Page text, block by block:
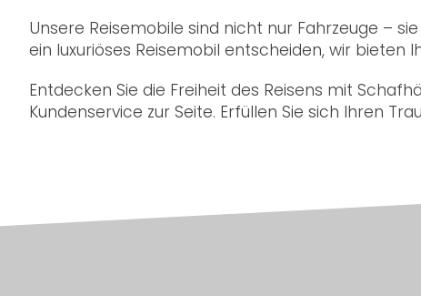
Unsere Reisemobile sind nicht nur Fahrzeuge –
ein luxuriöses Reisemobil entscheiden, wir bieten
Entdecken Sie die Freiheit des Reisens mit
Kundenservice zur Seite. Erfüllen Sie sich Ihren